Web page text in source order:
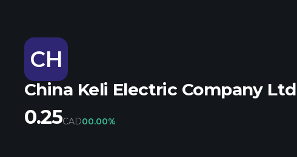
CH
China Keli Electric Company Ltd
0.25CAD00.00%